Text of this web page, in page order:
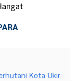
Kota Ukir